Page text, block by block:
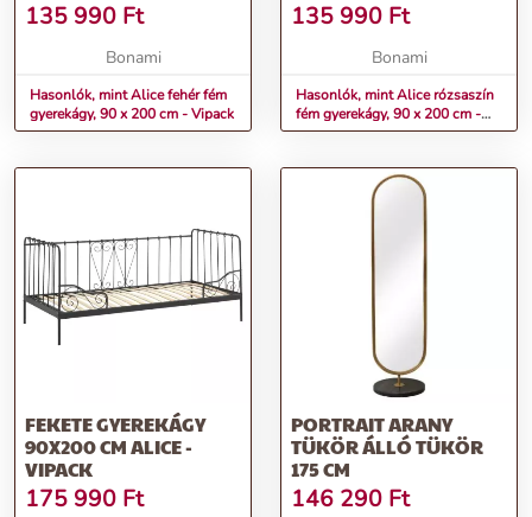
135 990 Ft
Bonami
Hasonlók, mint Alice fehér fém
gyerekágy, 90 x 200 cm - Vipack
135 990 Ft
Bonami
Hasonlók, mint Alice rózsaszín
fém gyerekágy, 90 x 200 cm -
Vipack
FEKETE GYEREKÁGY
90X200 CM ALICE -
VIPACK
175 990 Ft
PORTRAIT ARANY
TÜKÖR ÁLLÓ TÜKÖR
175 CM
146 290 Ft